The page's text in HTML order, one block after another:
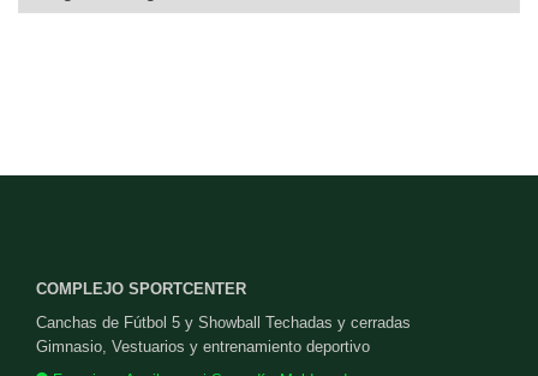
COMPLEJO SPORTCENTER
Canchas de Fútbol 5 y Showball Techadas y cerradas
Gimnasio, Vestuarios y entrenamiento deportivo